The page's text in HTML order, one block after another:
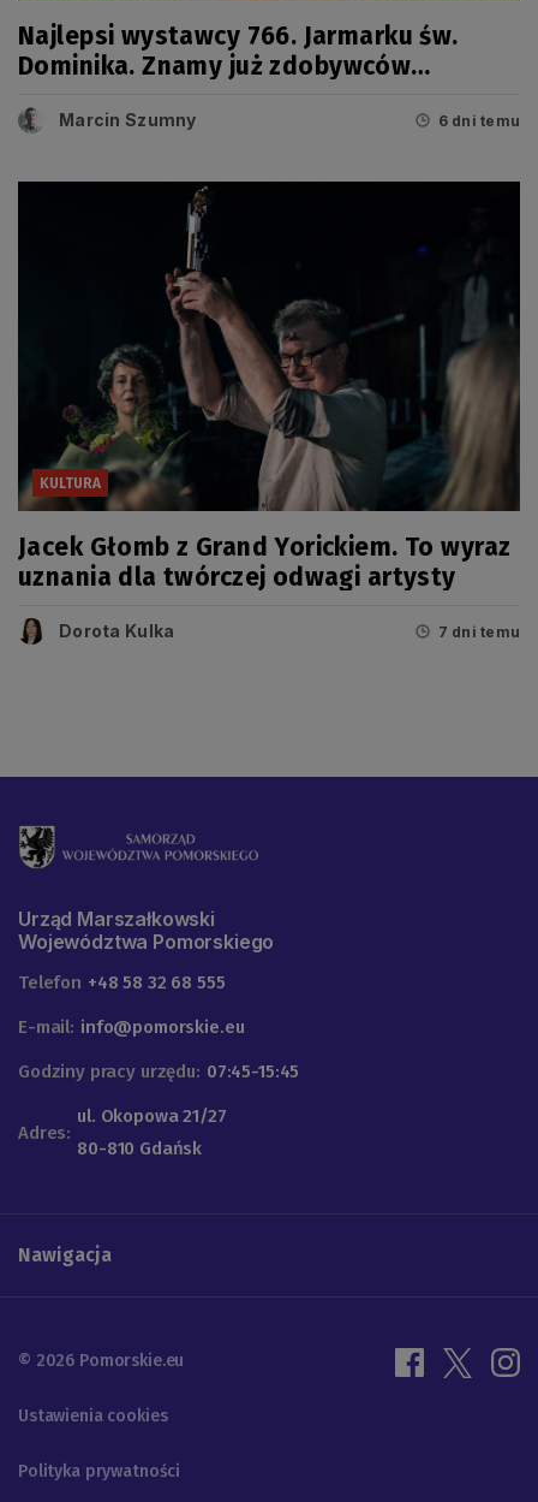
Najlepsi wystawcy 766. Jarmarku św.
Dominika. Znamy już zdobywców
Marcin Szumny 6 dni temu
KULTURA
Jacek Głomb z Grand Yorickiem. To wyraz
uznania dla twórczej odwagi artysty
Dorota Kulka 7 dni temu
Urząd Marszałkowski
Województwa Pomorskiego
Telefon +48 58 32 68 555
E-mail: info@pomorskie.eu
Godziny pracy urzędu: 07:45-15:45
Adres:
ul. Okopowa 21/27
80-810 Gdańsk
Nawigacja
© 2026 Pomorskie.eu
Ustawienia cookies
Polityka prywatności